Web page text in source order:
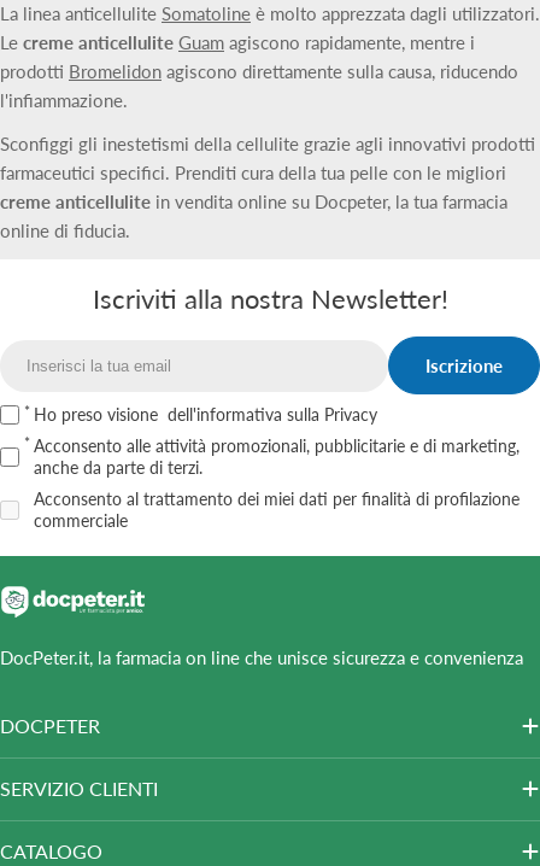
La linea anticellulite Somatoline è molto apprezzata dagli utilizzatori.
Le creme anticellulite Guam agiscono rapidamente, mentre i
prodotti Bromelidon agiscono direttamente sulla causa, riducendo
l'infiammazione.
Sconfiggi gli inestetismi della cellulite grazie agli innovativi prodotti
farmaceutici specifici. Prenditi cura della tua pelle con le migliori
creme anticellulite in vendita online su Docpeter, la tua farmacia
online di fiducia.
Iscriviti alla nostra Newsletter!
Iscrizione
Ho preso visione dell'informativa sulla Privacy
Acconsento alle attività promozionali, pubblicitarie e di marketing,
anche da parte di terzi.
Acconsento al trattamento dei miei dati per finalità di profilazione
commerciale
DocPeter.it, la farmacia on line che unisce sicurezza e convenienza
DOCPETER
SERVIZIO CLIENTI
CATALOGO